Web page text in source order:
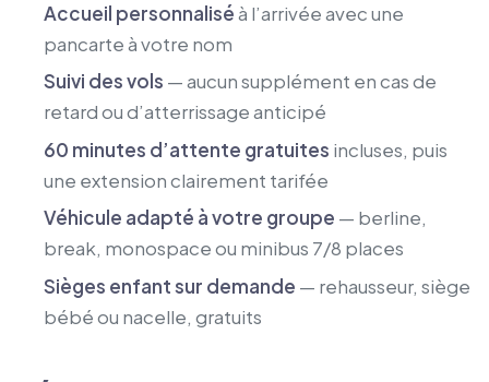
Accueil personnaliséà l’arrivée avec une
pancarte à votre nom
Suivi des vols — aucun supplément en cas de
retard ou d’atterrissage anticipé
60 minutes d’attente gratuites incluses, puis
une extension clairement tarifée
Véhicule adapté à votre groupe — berline,
break, monospace ou minibus 7/8 places
Sièges enfant sur demande — rehausseur, siège
bébé ou nacelle, gratuits